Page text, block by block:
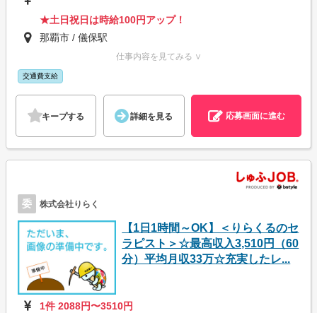
★土日祝日は時給100円アップ！
那覇市 / 儀保駅
仕事内容を見てみる ∨
交通費支給
キープする 詳細を見る 応募画面に進む
委 株式会社りらく
【1日1時間～OK】＜りらくるのセ
ラピスト＞☆最高収入3,510円（60
分）平均月収33万☆充実したレ...
1件 2088円〜3510円